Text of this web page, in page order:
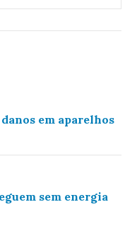
em aparelhos
sem energia